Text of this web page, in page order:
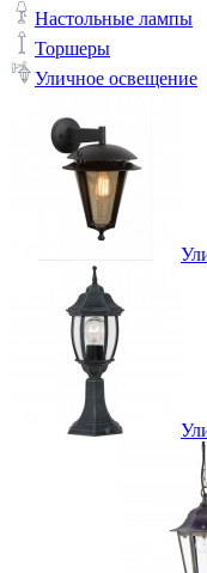
Настольные лампы
Торшеры
Уличное освещение